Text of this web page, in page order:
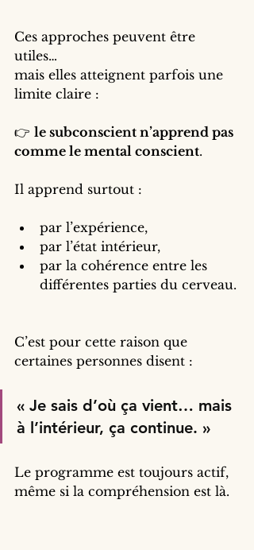
Ces approches peuvent être
utiles…
mais elles atteignent parfois une
limite claire :
👉 le subconscient n’apprend pas
comme le mental conscient.
Il apprend surtout :
par l’expérience,
par l’état intérieur,
par la cohérence entre les
différentes parties du cerveau.
C’est pour cette raison que
certaines personnes disent :
« Je sais d’où ça vient… mais
à l’intérieur, ça continue. »
Le programme est toujours actif,
même si la compréhension est là.